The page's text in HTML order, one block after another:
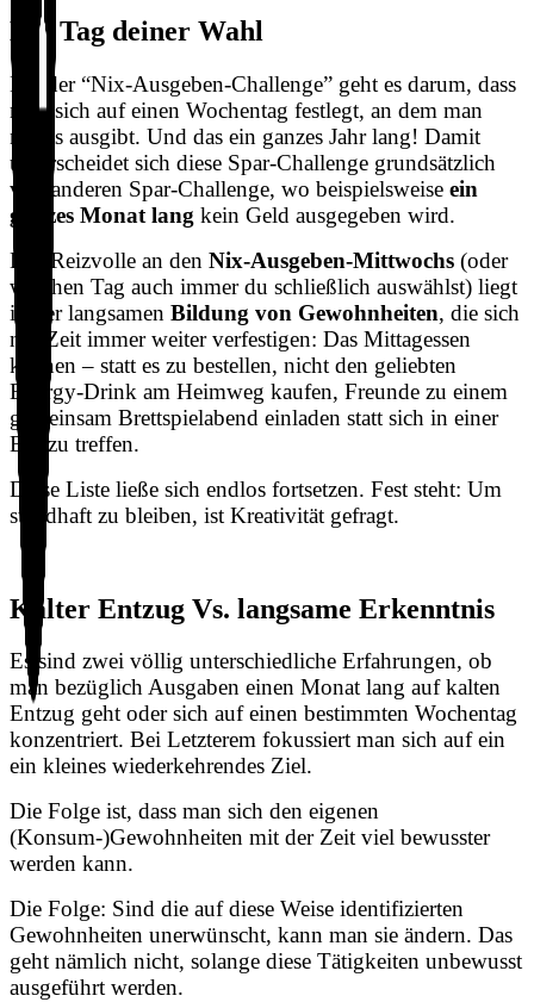
Ein Tag deiner Wahl
Bei der “Nix-Ausgeben-Challenge” geht es darum, dass
man sich auf einen Wochentag festlegt, an dem man
nichts ausgibt. Und das ein ganzes Jahr lang! Damit
unterscheidet sich diese Spar-Challenge grundsätzlich
von anderen Spar-Challenge, wo beispielsweise ein
ganzes Monat lang kein Geld ausgegeben wird.
Das Reizvolle an den Nix-Ausgeben-Mittwochs (oder
welchen Tag auch immer du schließlich auswählst) liegt
in der langsamen Bildung von Gewohnheiten, die sich
mit Zeit immer weiter verfestigen: Das Mittagessen
kochen – statt es zu bestellen, nicht den geliebten
Energy-Drink am Heimweg kaufen, Freunde zu einem
gemeinsam Brettspielabend einladen statt sich in einer
Bar zu treffen.
Diese Liste ließe sich endlos fortsetzen. Fest steht: Um
standhaft zu bleiben, ist Kreativität gefragt.
Kalter Entzug Vs. langsame Erkenntnis
Es sind zwei völlig unterschiedliche Erfahrungen, ob
man bezüglich Ausgaben einen Monat lang auf kalten
Entzug geht oder sich auf einen bestimmten Wochentag
konzentriert. Bei Letzterem fokussiert man sich auf ein
ein kleines wiederkehrendes Ziel.
Die Folge ist, dass man sich den eigenen
(Konsum-)Gewohnheiten mit der Zeit viel bewusster
werden kann.
Die Folge: Sind die auf diese Weise identifizierten
Gewohnheiten unerwünscht, kann man sie ändern. Das
geht nämlich nicht, solange diese Tätigkeiten unbewusst
ausgeführt werden.